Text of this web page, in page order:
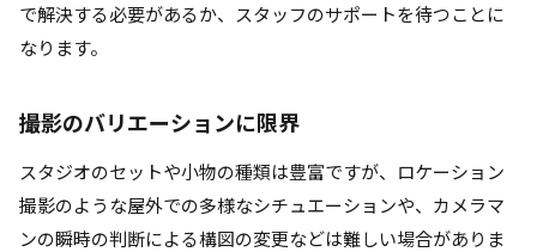
で解決する必要があるか、スタッフのサポートを待つことに
なります。
撮影のバリエーションに限界
スタジオのセットや小物の種類は豊富ですが、ロケーション
撮影のような屋外での多様なシチュエーションや、カメラマ
ンの瞬時の判断による構図の変更などは難しい場合がありま